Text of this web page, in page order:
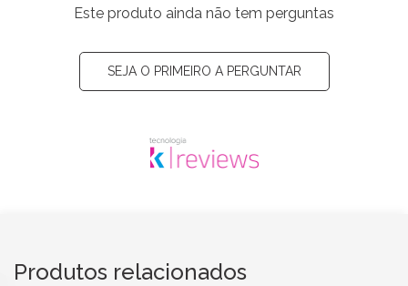
Este produto ainda não tem perguntas
SEJA O PRIMEIRO A PERGUNTAR
Produtos relacionados